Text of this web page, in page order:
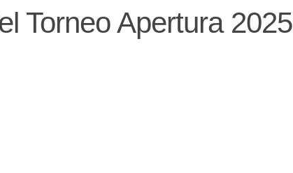
Torneo Apertura 2025